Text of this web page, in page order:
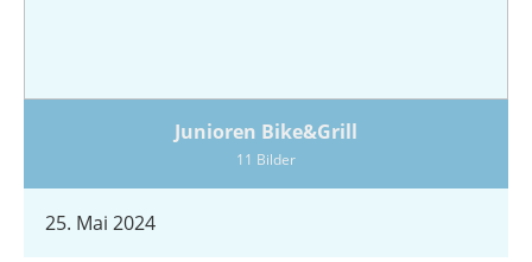
Junioren Bike&Grill
11 Bilder
25. Mai 2024